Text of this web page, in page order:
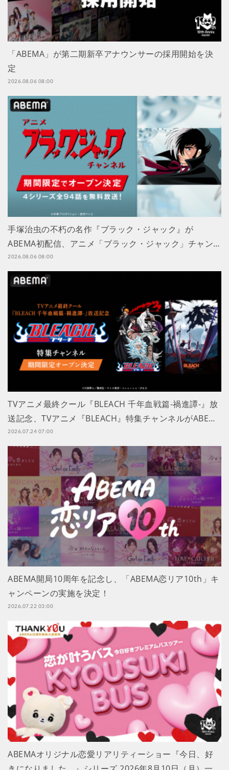
「ABEMA」が第二期新卒アナウンサーの採用開始を決
定
2026.08.06 08:00
手塚治虫の不朽の名作『ブラック・ジャック』が
ABEMA初配信、アニメ「ブラック・ジャック」チャン…
2026.08.06 08:00
TVアニメ最終クール『BLEACH 千年血戦篇-禍進譚-』放
送記念、TVアニメ『BLEACH』特集チャンネルがABE…
2026.07.24 07:00
ABEMA開局10周年を記念し、「ABEMA恋リア10th」キ
ャンペーンの実施を決定！
2026.07.22 03:00
ABEMAオリジナル恋愛リアリティーショー『今日、好